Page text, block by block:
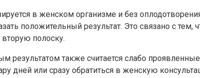
в женском организме и без
положительный результат. Это связано с
вторую полоску.
результатом также считается слабо
дней или сразу обратиться в женскую